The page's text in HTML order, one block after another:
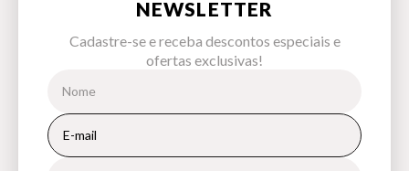
NEWSLETTER
Cadastre-se e receba descontos especiais e
ofertas exclusivas!